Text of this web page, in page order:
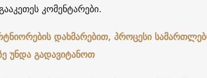
კომენტარები.
დახმარებით, პროცესი
უნდა გადავიტანოთ